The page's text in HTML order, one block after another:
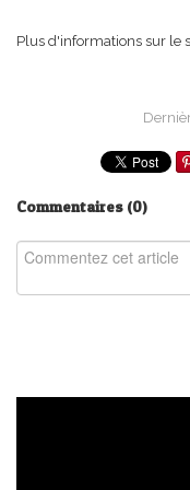
Plus d'informations sur le
Commentaires (0)